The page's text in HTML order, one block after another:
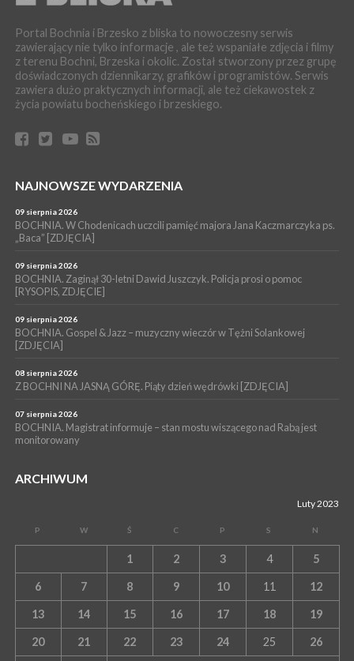
rodziców
WYDARZENIA
06 sierpnia 2026
POWIAT BRZESKI. W Wytrzyszczce karetka zderzyła się z
samochodem osobowym
06 sierpnia 2026
06 sierpnia 2026
LIPNICA MUROWANA. Oddaj krew, pomóż potrzebującym!
06 sierpnia 2026
BOCHNIA. W niedzielę Muzyczna Altana, a w niej Orkiestra Dęta
Kopalni Soli Bochnia
Portal Bochnia i Brzesko z bliska to nowoczesny serwis
zawierający nie tylko informacje , ale też wspaniałe zdjęcia i filmy
z terenu Bochni, Brzeska i okolic. Został stworzony przez grupę
doświadczonych dziennikarzy, grafików i programistów. Serwis
zawiera dużo praktycznych informacji, ale też ciekawostek z
życia powiatu bocheńskiego i brzeskiego.
NAJNOWSZE WYDARZENIA
09 sierpnia 2026
BOCHNIA. W Chodenicach uczcili pamięć majora Jana Kaczmarczyka ps.
„Baca” [ZDJĘCIA]
09 sierpnia 2026
BOCHNIA. Zaginął 30-letni Dawid Juszczyk. Policja prosi o pomoc
[RYSOPIS, ZDJĘCIE]
09 sierpnia 2026
BOCHNIA. Gospel & Jazz – muzyczny wieczór w Tężni Solankowej
[ZDJĘCIA]
08 sierpnia 2026
Z BOCHNI NA JASNĄ GÓRĘ. Piąty dzień wędrówki [ZDJĘCIA]
07 sierpnia 2026
BOCHNIA. Magistrat informuje – stan mostu wiszącego nad Rabą jest
monitorowany
ARCHIWUM
Luty 2023
P W Ś C P S N
1 2 3 4 5
6 7 8 9 10 11 12
13 14 15 16 17 18 19
20 21 22 23 24 25 26